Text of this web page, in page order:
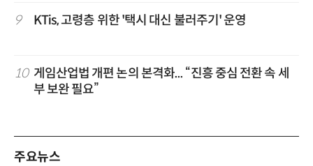
9 KTis, 고령층 위한 '택시 대신 불러주기' 운영
10 게임산업법 개편 논의 본격화... “진흥 중심 전환 속 세
부 보완 필요”
주요뉴스